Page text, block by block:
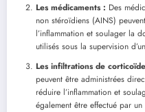
Les médicaments : Des
non stéroïdiens (AINS)
l’inflammation et soulager la
utilisés sous la supervision
Les infiltrations de
peuvent être administrées
réduire l’inflammation et
également être effectué par